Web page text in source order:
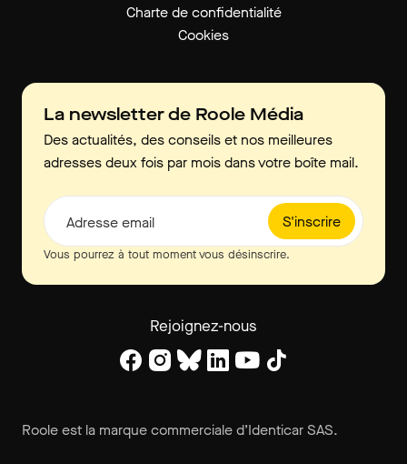
Charte de confidentialité
Cookies
La newsletter de Roole Média
Des actualités, des conseils et nos meilleures
adresses deux fois par mois dans votre boîte mail.
S'inscrire
Adresse email
Vous pourrez à tout moment vous désinscrire.
Rejoignez-nous
Roole est la marque commerciale d’Identicar SAS.